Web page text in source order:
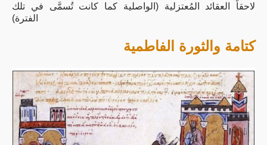
لاحقاً العقائد المُعتزلية (الواصلية كما كانت تُسمَّى في تلك
الفترة)
كتامة والثورة الفاطمية